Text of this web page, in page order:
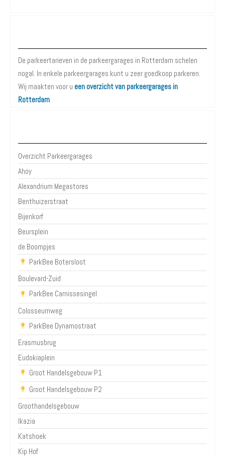
De parkeertarieven in de parkeergarages in Rotterdam schelen
nogal. In enkele parkeergarages kunt u zeer goedkoop parkeren.
Wij maakten voor u een overzicht van parkeergarages in
Rotterdam
Overzicht Parkeergarages
Ahoy
Alexandrium Megastores
Benthuizerstraat
Bijenkorf
Beursplein
de Boompjes
ParkBee Botersloot
Boulevard-Zuid
ParkBee Carnissesingel
Colosseumweg
ParkBee Dynamostraat
Erasmusbrug
Eudokiaplein
Groot Handelsgebouw P1
Groot Handelsgebouw P2
Groothandelsgebouw
Ikazia
Katshoek
Kip Hof